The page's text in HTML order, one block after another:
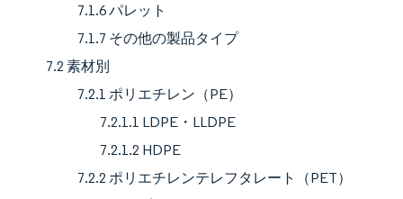
7.1.6 パレット
7.1.7 その他の製品タイプ
7.2 素材別
7.2.1 ポリエチレン（PE）
7.2.1.1 LDPE・LLDPE
7.2.1.2 HDPE
7.2.2 ポリエチレンテレフタレート（PET）